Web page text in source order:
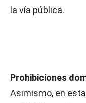
la vía pública.
Prohibiciones
Asimismo, en